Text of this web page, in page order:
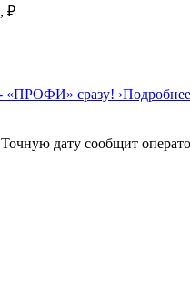
₽
«ПРОФИ» сразу! ›
дату сообщит